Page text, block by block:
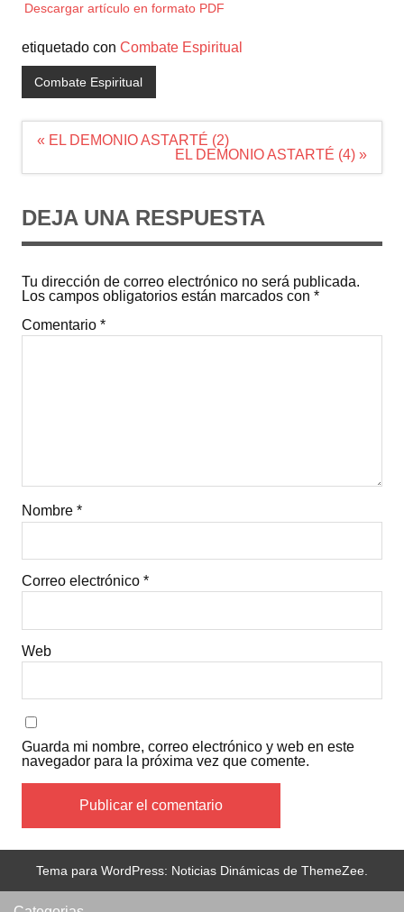
Descargar artículo en formato PDF
etiquetado con Combate Espiritual
Combate Espiritual
Navegación
« EL DEMONIO ASTARTÉ (2)
EL DEMONIO ASTARTÉ (4) »
DEJA UNA RESPUESTA
Tu dirección de correo electrónico no será publicada.
Los campos obligatorios están marcados con *
Comentario *
Nombre *
Correo electrónico *
Web
Guarda mi nombre, correo electrónico y web en este
navegador para la próxima vez que comente.
Tema para WordPress: Noticias Dinámicas de ThemeZee.